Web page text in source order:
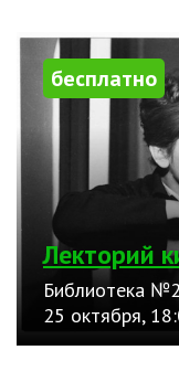
Лекторий
Библиотека
25 октября,
бесплатно